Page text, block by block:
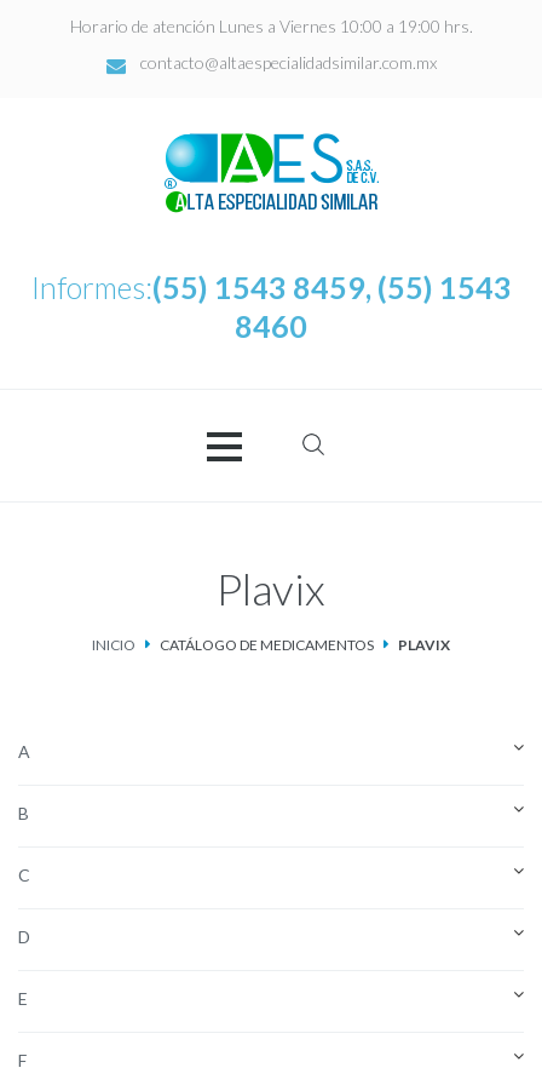
Horario de atención Lunes a Viernes 10:00 a 19:00 hrs.
contacto@altaespecialidadsimilar.com.mx
Informes:(55) 1543 8459, (55) 1543
8460
Catálogo de Medicamentos
Ketosteril®
Plavix
INICIO CATÁLOGO DE MEDICAMENTOS PLAVIX
A
B
C
D
E
F